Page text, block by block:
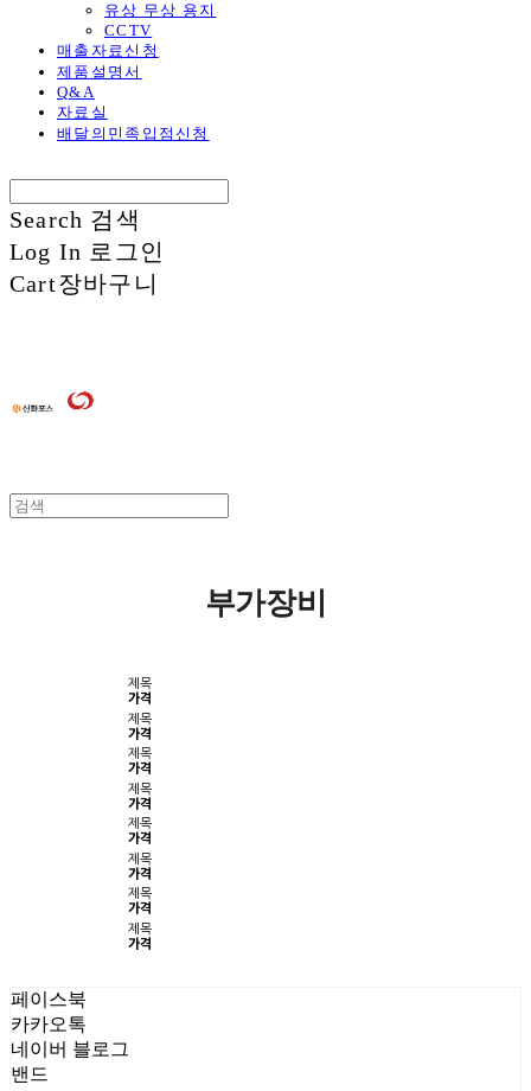
유상 무상 용지
CCTV
매출자료신청
제품설명서
Q&A
자료실
배달의민족입점신청
Search 검색
Log In 로그인
Cart장바구니
부가장비
제목
가격
제목
가격
제목
가격
제목
가격
제목
가격
제목
가격
제목
가격
제목
가격
페이스북
카카오톡
네이버 블로그
밴드